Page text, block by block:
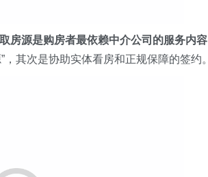
房源是购房者最依赖中介公司的服务内容
，其次是协助实体看房和正规保障的签约。